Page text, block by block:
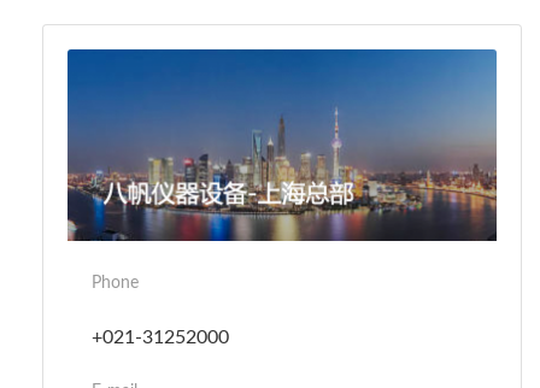
Phone
+021-31252000